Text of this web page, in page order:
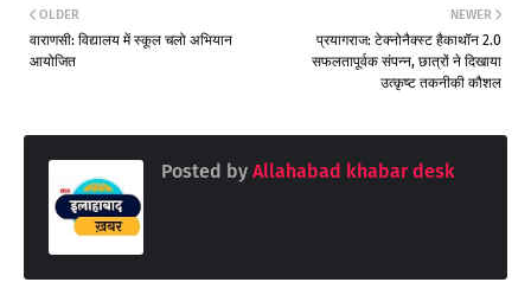
NEWER
प्रयागराज: टेक्नोनैक्स्ट हैकाथॉन 2.0
सफलतापूर्वक संपन्न, छात्रों ने दिखाया
उत्कृष्ट तकनीकी कौशल
OLDER
वाराणसी: विद्यालय में स्कूल चलो अभियान
आयोजित
Posted by Allahabad khabar desk